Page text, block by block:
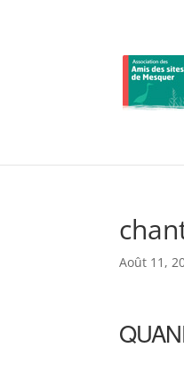
Août 11,